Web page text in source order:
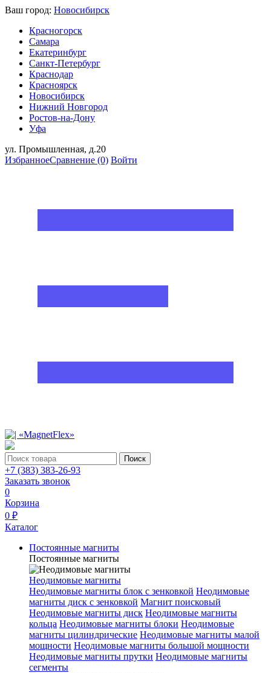
Ваш город: Новосибирск
Красногорск
Самара
Екатеринбург
Санкт-Петербург
Краснодар
Красноярск
Новосибирск
Нижний Новгород
Ростов-на-Дону
Уфа
ул. Промышленная, д.20
ИзбранноеСравнение (0) Войти
Поиск
+7 (383) 383-26-93
Заказать звонок
0
Корзина
0 ₽
Каталог
Постоянные магниты
Постоянные магниты
Неодимовые магниты
Неодимовые магниты блок с зенковкой Неодимовые
магниты диск с зенковкой Магнит поисковый
Неодимовые магниты диск Неодимовые магниты
кольца Неодимовые магниты блоки Неодимовые
магниты цилиндрические Неодимовые магниты малой
мощности Неодимовые магниты большой мощности
Неодимовые магниты прутки Неодимовые магниты
сегменты